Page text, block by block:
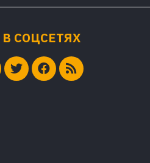
СОЦСЕТЯХ